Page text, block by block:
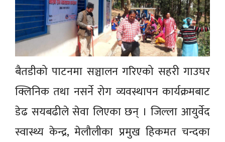
बैतडीको पाटनमा सञ्चालन गरिएको सहरी गाउघर
क्लिनिक तथा नसर्ने रोग व्यवस्थापन कार्यक्रमबाट
डेढ सयबढीले सेवा लिएका छन् । जिल्ला आयुर्वेद
स्वास्थ्य केन्द्र, मेलौलीका प्रमुख हिकमत चन्दका